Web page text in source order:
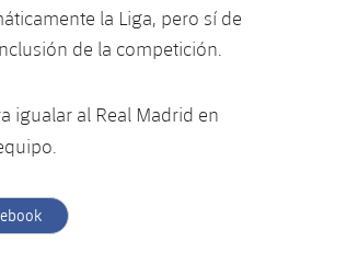
la Liga, pero sí de
de la competición.
igualar al Real Madrid en